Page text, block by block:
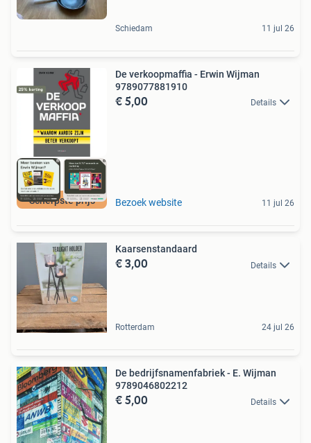
Schiedam 11 jul 26
Scherpste prijs
De verkoopmaffia - Erwin Wijman
9789077881910
€ 5,00 Details
Bezoek website 11 jul 26
Kaarsenstandaard
€ 3,00 Details
Rotterdam 24 jul 26
De bedrijfsnamenfabriek - E. Wijman
9789046802212
€ 5,00 Details